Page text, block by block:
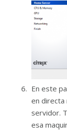
En este
en directa
servidor.
esa